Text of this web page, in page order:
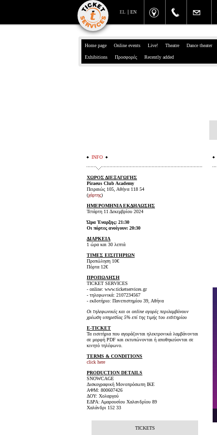
EN
EL
Home page Online events Live! Theatre Dance theater
Exhibitions Προσφορές Recently added
INFO
ΧΩΡΟΣ ΔΙΕΞΑΓΩΓΗΣ
Piraeus Club Academy
Πειραιώς 105, Αθήνα 118 54
(χάρτης)
ΗΜΕΡΟΜΗΝΙΑ ΕΚΔΗΛΩΣΗΣ
Τετάρτη 11 Δεκεμβρίου 2024
Ώρα Έναρξης: 21:30
Οι πόρτες ανοίγουν: 20:30
ΔΙΑΡΚΕΙΑ
1 ώρα και 30 λεπτά
ΤΙΜΕΣ ΕΙΣΙΤΗΡΙΩΝ
Προπώληση 10€
Πόρτα 12€
ΠΡΟΠΩΛΗΣΗ
TICKET SERVICES
- online: www.ticketservices.gr
- τηλεφωνικά: 2107234567
- εκδοτήριο: Πανεπιστημίου 39, Αθήνα
Οι τηλεφωνικές και οι online αγορές περιλαμβάνουν
χρέωση υπηρεσίας 5% επί της τιμής του εισιτηρίου
E-TICKET
Τα εισιτήρια που αγοράζονται ηλεκτρονικά λαμβάνονται
σε μορφή PDF και εκτυπώνονται ή αποθηκεύονται σε
κινητό τηλέφωνο.
TERMS & CONDITIONS
click here
PRODUCTION DETAILS
SNOWCAGE
Δισκογραφική Μονοπρόσωπη ΙΚΕ
ΑΦΜ: 800607426
ΔΟΥ: Χολαργού
ΕΔΡΑ: Αμαρουσίου Χαλανδρίου 89
Χαλάνδρι 152 33
TICKETS